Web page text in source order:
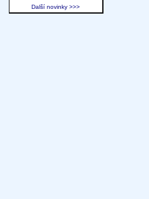
Další novinky >>>